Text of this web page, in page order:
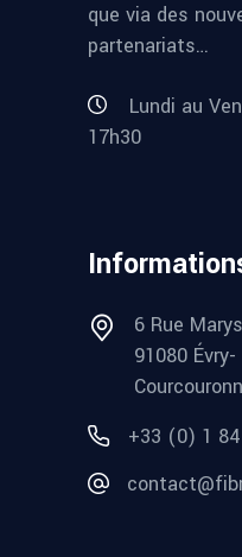
que via des
partenariats…
Lundi au
17h30
6 Rue
91080 Évry-
+33 (0) 1